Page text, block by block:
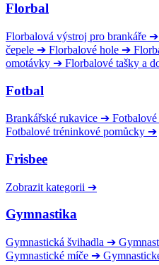
Florbal
Florbalová výstroj pro brankáře ➔
čepele ➔ Florbalové hole ➔
omotávky ➔ Florbalové tašky a
Fotbal
Brankářské rukavice ➔
Fotbalové tréninkové pomůcky ➔
Frisbee
Zobrazit kategorii ➔
Gymnastika
Gymnastická švihadla ➔
Gymnastické míče ➔